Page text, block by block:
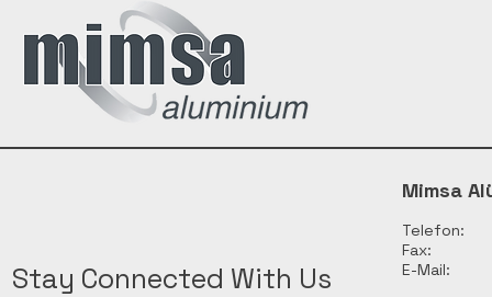
Stay Connected With Us
Mimsa
Telefon:
Fax:
E-Mail: